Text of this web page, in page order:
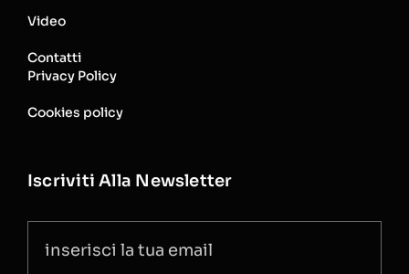
Video
Contatti
Privacy Policy
Cookies policy
Iscriviti Alla Newsletter